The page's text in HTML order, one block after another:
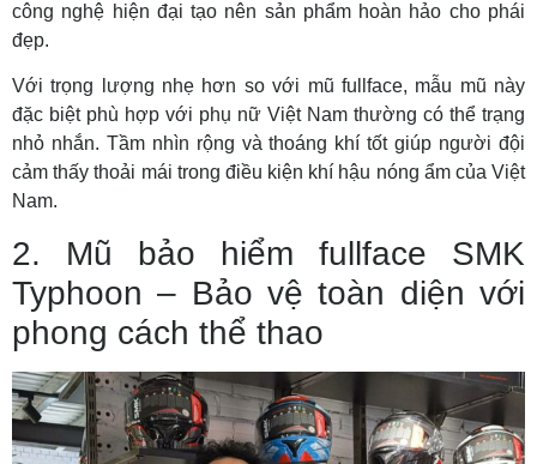
công nghệ hiện đại tạo nên sản phẩm hoàn hảo cho phái
đẹp.
Với trọng lượng nhẹ hơn so với mũ fullface, mẫu mũ này
đặc biệt phù hợp với phụ nữ Việt Nam thường có thể trạng
nhỏ nhắn. Tầm nhìn rộng và thoáng khí tốt giúp người đội
cảm thấy thoải mái trong điều kiện khí hậu nóng ẩm của Việt
Nam.
2. Mũ bảo hiểm fullface SMK
Typhoon – Bảo vệ toàn diện với
phong cách thể thao